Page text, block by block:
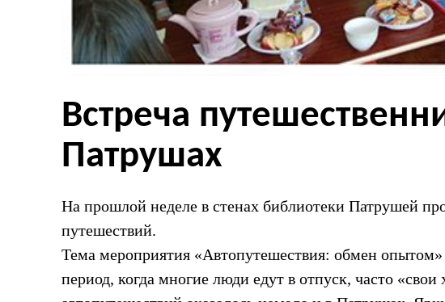
Встреча
Патрушах
На прошлой неделе в стенах библиотеки Патрушей
путешествий.
Тема мероприятия «Автопутешествия: обмен опытом»
период, когда многие люди едут в отпуск, часто